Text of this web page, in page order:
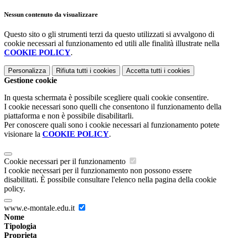
Nessun contenuto da visualizzare
Questo sito o gli strumenti terzi da questo utilizzati si avvalgono di
cookie necessari al funzionamento ed utili alle finalità illustrate nella
COOKIE POLICY.
Personalizza Rifiuta tutti i cookies Accetta tutti i cookies
Gestione cookie
In questa schermata è possibile scegliere quali cookie consentire.
I cookie necessari sono quelli che consentono il funzionamento della
piattaforma e non è possibile disabilitarli.
Per conoscere quali sono i cookie necessari al funzionamento potete
visionare la COOKIE POLICY.
Cookie necessari per il funzionamento
I cookie necessari per il funzionamento non possono essere
disabilitati. È possibile consultare l'elenco nella pagina della cookie
policy.
www.e-montale.edu.it
Nome
Tipologia
Proprieta